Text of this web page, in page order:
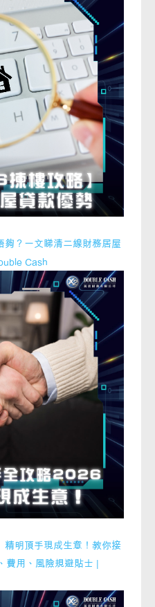
夠？一文睇清二線財務居屋
Cash
精明頂手現成生意！教你接
費用、風險規避貼士 |